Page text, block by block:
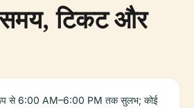
टिकट और
रूप से 6:00 AM–6:00 PM तक सुलभ; कोई